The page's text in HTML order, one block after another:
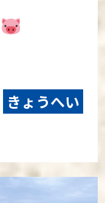
きょうへい